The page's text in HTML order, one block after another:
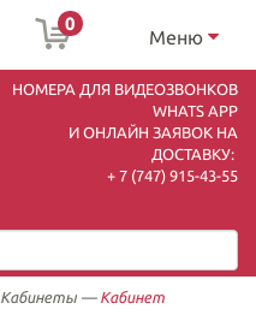
0
Меню
НОМЕРА ДЛЯ ВИДЕОЗВОНКОВ
WHATS APP
И ОНЛАЙН ЗАЯВОК НА
ДОСТАВКУ:
+ 7 (747) 915-43-55
Кабинеты — Кабинет